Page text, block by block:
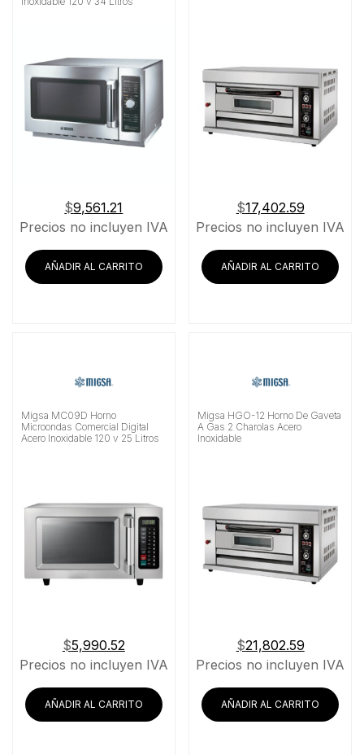
$9,561.21
Precios no incluyen IVA
AÑADIR AL CARRITO
$17,402.59
Precios no incluyen IVA
AÑADIR AL CARRITO
Migsa MC09D Horno
Microondas Comercial Digital
Acero Inoxidable 120 v 25 Litros
$5,990.52
Precios no incluyen IVA
AÑADIR AL CARRITO
Migsa HGO-12 Horno De Gaveta
A Gas 2 Charolas Acero
Inoxidable
$21,802.59
Precios no incluyen IVA
AÑADIR AL CARRITO